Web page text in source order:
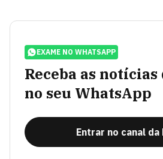
EXAME NO WHATSAPP
Receba as notícias
no seu WhatsApp
Entrar no canal da